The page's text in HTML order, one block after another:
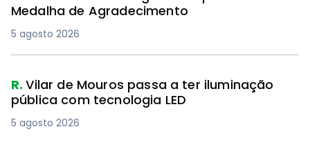
Medalha de Agradecimento
5 agosto 2026
R.Vilar de Mouros passa a ter iluminação
pública com tecnologia LED
5 agosto 2026